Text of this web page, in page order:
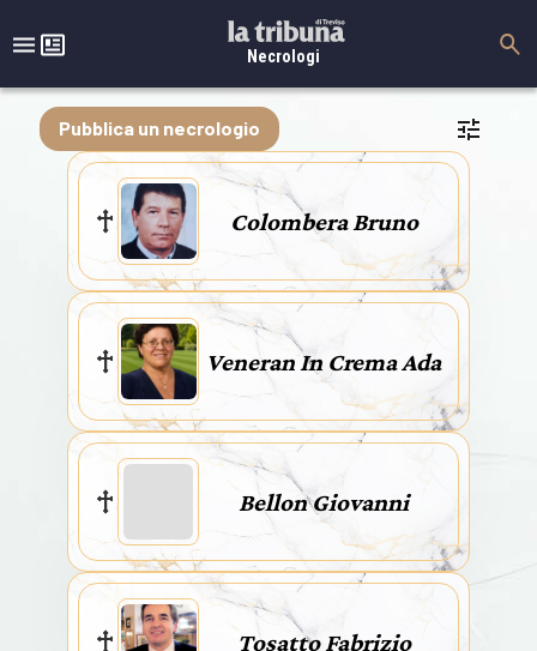
Necrologi
Pubblica un necrologio
Colombera Bruno
Veneran In Crema Ada
Bellon Giovanni
Tosatto Fabrizio